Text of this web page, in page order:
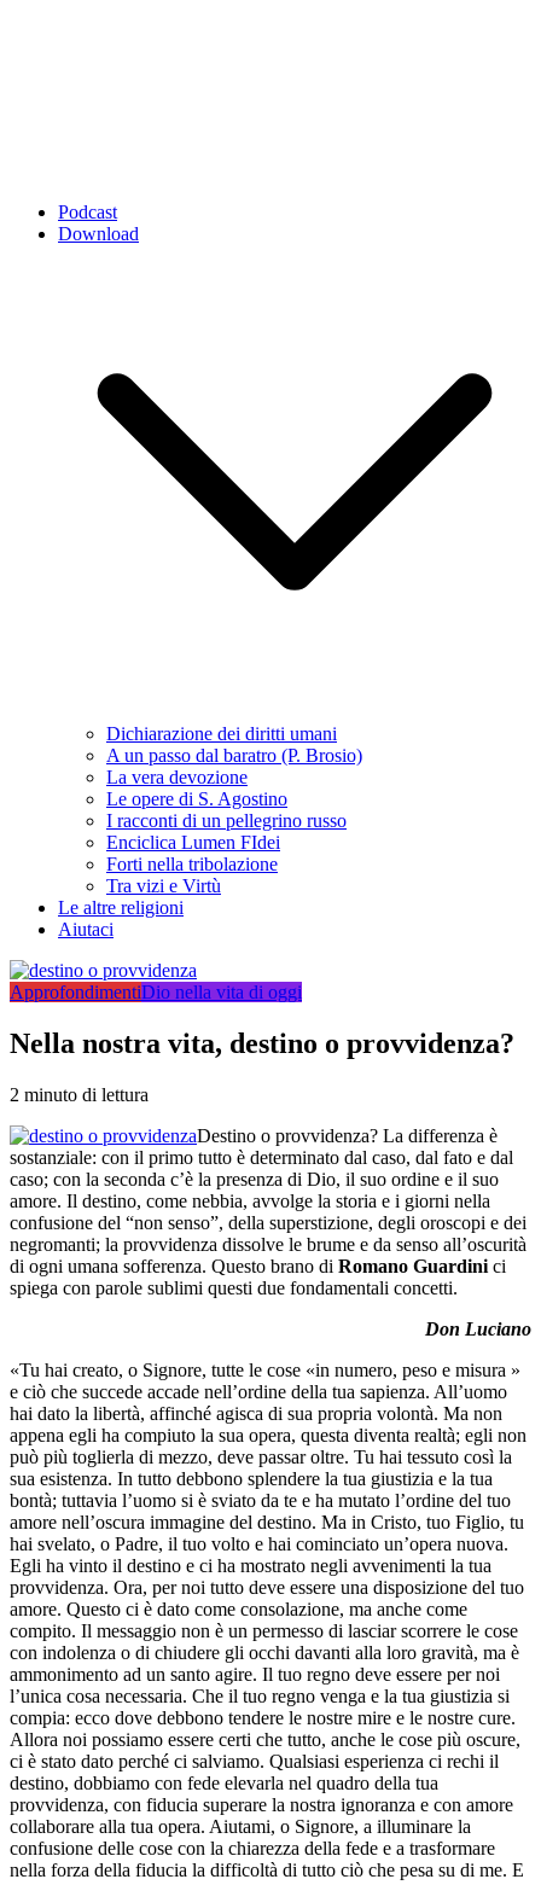
Podcast
Download
Dichiarazione dei diritti umani
A un passo dal baratro (P. Brosio)
La vera devozione
Le opere di S. Agostino
I racconti di un pellegrino russo
Enciclica Lumen FIdei
Forti nella tribolazione
Tra vizi e Virtù
Le altre religioni
Aiutaci
ApprofondimentiDio nella vita di oggi
Nella nostra vita, destino o provvidenza?
2 minuto di lettura
Destino o provvidenza? La differenza è
sostanziale: con il primo tutto è determinato dal caso, dal fato e dal
caso; con la seconda c’è la presenza di Dio, il suo ordine e il suo
amore. Il destino, come nebbia, avvolge la storia e i giorni nella
confusione del “non senso”, della superstizione, degli oroscopi e dei
negromanti; la provvidenza dissolve le brume e da senso all’oscurità
di ogni umana sofferenza. Questo brano di Romano Guardini ci
spiega con parole sublimi questi due fondamentali concetti.
Don Luciano
«Tu hai creato, o Signore, tutte le cose «in numero, peso e misura »
e ciò che succede accade nell’ordine della tua sapienza. All’uomo
hai dato la libertà, affinché agisca di sua propria volontà. Ma non
appena egli ha compiuto la sua opera, questa diventa realtà; egli non
può più toglierla di mezzo, deve passar oltre. Tu hai tessuto così la
sua esistenza. In tutto debbono splendere la tua giustizia e la tua
bontà; tuttavia l’uomo si è sviato da te e ha mutato l’ordine del tuo
amore nell’oscura immagine del destino. Ma in Cristo, tuo Figlio, tu
hai svelato, o Padre, il tuo volto e hai cominciato un’opera nuova.
Egli ha vinto il destino e ci ha mostrato negli avvenimenti la tua
provvidenza. Ora, per noi tutto deve essere una disposizione del tuo
amore. Questo ci è dato come consolazione, ma anche come
compito. Il messaggio non è un permesso di lasciar scorrere le cose
con indolenza o di chiudere gli occhi davanti alla loro gravità, ma è
ammonimento ad un santo agire. Il tuo regno deve essere per noi
l’unica cosa necessaria. Che il tuo regno venga e la tua giustizia si
compia: ecco dove debbono tendere le nostre mire e le nostre cure.
Allora noi possiamo essere certi che tutto, anche le cose più oscure,
ci è stato dato perché ci salviamo. Qualsiasi esperienza ci rechi il
destino, dobbiamo con fede elevarla nel quadro della tua
provvidenza, con fiducia superare la nostra ignoranza e con amore
collaborare alla tua opera. Aiutami, o Signore, a illuminare la
confusione delle cose con la chiarezza della fede e a trasformare
nella forza della fiducia la difficoltà di tutto ciò che pesa su di me. E